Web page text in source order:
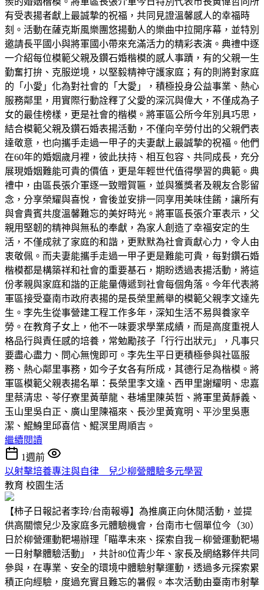
有受表揚者獻上最誠摯的祝福，共同見證溫馨感人的幸福時
刻。活動在薩克斯風樂團悠揚動人的樂曲中拉開序幕，並特別
邀請長平國小與將軍國小帶來充滿活力的精彩表演。典禮中逐
一介紹每位模範父親及鑽石婚楷模的感人事蹟，有的父親一生
勤奮打拚、克服逆境，以堅毅精神守護家庭；有的則將對家庭
的「小愛」化為對社會的「大愛」，積極投身公益事業、熱心
服務鄰里，用實際行動詮釋了父愛的深沉與偉大，不僅成為子
女的最佳榜樣，更是社會的楷模。將軍區公所今年別具巧思，
結合模範父親及鑽石婚表揚活動，不僅向辛勞付出的父親們表
達敬意，也向攜手走過一甲子的夫妻獻上最誠摯的祝福。他們
在60年的婚姻歲月裡，彼此扶持、相互包容、共同成長，充分
展現婚姻難能可貴的價值，更是年輕世代值得學習的典範。典
禮中，由區長張介軍逐一致贈賀匾，並與獲獎者及親友合影留
念，分享榮耀與喜悅，會後並安排一同享用美味佳餚，讓所有
與會貴賓共度溫馨難忘的美好時光。將軍區長張介軍表示，父
親用堅韌的精神與無私的奉獻，為家人創造了幸福安定的生
活，不僅成就了家庭的和諧，更默默為社會貢獻心力，令人由
衷敬佩。而夫妻能攜手走過一甲子更是難能可貴，每對鑽石婚
楷模都是構築祥和社會的重要基石，期盼透過表揚活動，將這
份孝親與家庭和諧的正能量傳遞到社會每個角落。今年代表將
軍區接受臺南市政府表揚的是長榮里薦舉的模範父親李文達先
生。李先生從事營建工程工作多年，深知生活不易與養家辛
勞。在教育子女上，他不一味要求學業成績，而是高度重視人
格品行與責任感的培養，常勉勵孩子「行行出狀元」，凡事只
要盡心盡力、問心無愧即可。李先生平日更積極參與社區服
務、熱心鄰里事務，如今子女各有所成，其德行足為楷模。將
軍區模範父親表揚名單：長榮里李文達、西甲里謝耀明、忠嘉
里蔡清忠、苓仔寮里黃華龍、巷埔里陳英哲、將軍里黃靜義、
玉山里吳白正、廣山里陳福來、長沙里黃寬明、平沙里吳惠
潔、鯤鯓里邱喜信、鯤溟里周順吉。
繼續閱讀
1週前
以射擊培養專注與自律 兒少柳營體驗多元學習
教育 校園生活
【柿子日報記者李玲/台南報導】為推廣正向休閒活動，並提
供高關懷兒少及家庭多元體驗機會，台南市七個單位今（30）
日於柳營運動靶場辦理「瞄準未來、探索自我－柳營運動靶場
一日射擊體驗活動」，共計80位青少年、家長及網絡夥伴共同
參與，在專業、安全的環境中體驗射擊運動，透過多元探索累
積正向經驗，度過充實且難忘的暑假。本次活動由臺南市射擊